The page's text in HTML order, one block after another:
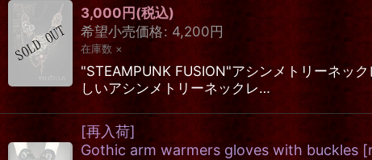
3,000 円 (税込)
希望小売価格: 4,200 円
在庫数 ×
"STEAMPUNK FUSION"アシンメトリーネッ
しいアシンメトリーネックレ…
[再入荷]
Gothic arm warmers gloves with buckles [